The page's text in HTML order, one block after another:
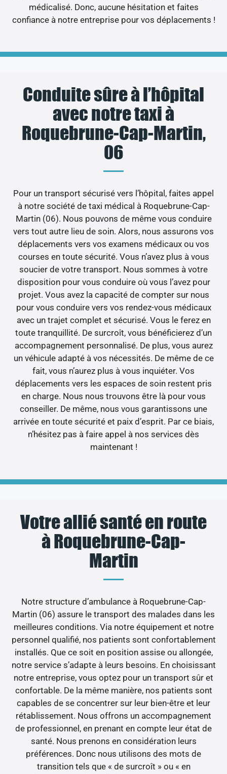
médicalisé. Donc, aucune hésitation et faites
confiance à notre entreprise pour vos déplacements !
Conduite sûre à l’hôpital
avec notre taxi à
Roquebrune-Cap-Martin,
06
Pour un transport sécurisé vers l’hôpital, faites appel
à notre société de taxi médical à Roquebrune-Cap-
Martin (06). Nous pouvons de même vous conduire
vers tout autre lieu de soin. Alors, nous assurons vos
déplacements vers vos examens médicaux ou vos
courses en toute sécurité. Vous n’avez plus à vous
soucier de votre transport. Nous sommes à votre
disposition pour vous conduire où vous l’avez pour
projet. Vous avez la capacité de compter sur nous
pour vous conduire vers vos rendez-vous médicaux
avec un trajet complet et sécurisé. Vous le ferez en
toute tranquillité. De surcroît, vous bénéficierez d’un
accompagnement personnalisé. De plus, vous aurez
un véhicule adapté à vos nécessités. De même de ce
fait, vous n’aurez plus à vous inquiéter. Vos
déplacements vers les espaces de soin restent pris
en charge. Nous nous trouvons être là pour vous
conseiller. De même, nous vous garantissons une
arrivée en toute sécurité et paix d’esprit. Par ce biais,
n’hésitez pas à faire appel à nos services dès
maintenant !
Votre allié santé en route
à Roquebrune-Cap-
Martin
Notre structure d’ambulance à Roquebrune-Cap-
Martin (06) assure le transport des malades dans les
meilleures conditions. Via notre équipement et notre
personnel qualifié, nos patients sont confortablement
installés. Que ce soit en position assise ou allongée,
notre service s’adapte à leurs besoins. En choisissant
notre entreprise, vous optez pour un transport sûr et
confortable. De la même manière, nos patients sont
capables de se concentrer sur leur bien-être et leur
rétablissement. Nous offrons un accompagnement
de professionnel, en prenant en compte leur état de
santé. Nous prenons en considération leurs
préférences. Donc nous utilisons des mots de
transition tels que « de surcroît » ou « en